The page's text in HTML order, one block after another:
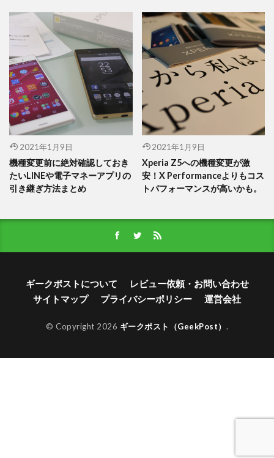
2021年1月9日
機種変更前に絶対確認しておき
たいLINEや電子マネーアプリの
引き継ぎ方法まとめ
2021年1月9日
Xperia Z5への機種変更が激
安！X Performanceよりもコス
トパフォーマンスが高いかも。
ギークポストについて
レビュー依頼・お問い合わせ
サイトマップ
プライバシーポリシー 運営会社
© Copyright 2026 ギークポスト（GeekPost） .